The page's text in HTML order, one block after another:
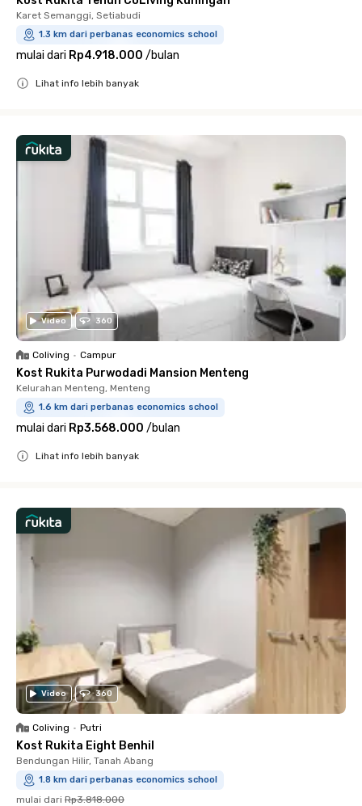
Karet Semanggi, Setiabudi
1.3 km dari perbanas economics school
mulai dari Rp4.918.000 /bulan
Lihat info lebih banyak
Video 360
Coliving • Campur
Kost Rukita Purwodadi Mansion Menteng
Kelurahan Menteng, Menteng
1.6 km dari perbanas economics school
mulai dari Rp3.568.000 /bulan
Lihat info lebih banyak
Video 360
Coliving • Putri
Kost Rukita Eight Benhil
Bendungan Hilir, Tanah Abang
1.8 km dari perbanas economics school
mulai dari Rp3.818.000